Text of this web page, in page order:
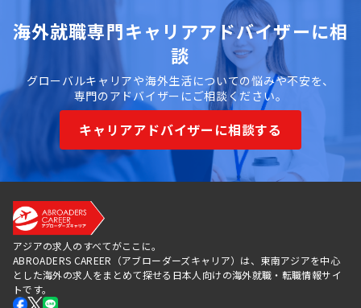
海外就職専門キャリアアドバイザーに相
談
グローバルキャリアや海外生活についての悩みや不安を、
専門のアドバイザーにご相談ください。
キャリアアドバイザーに相談する
アジアの求人のすべてがここに。
ABROADERS CAREER（アブローダーズキャリア）は、東南アジアを中心
とした海外の求人をまとめて探せる日本人向けの海外就職・転職情報サイ
トです。